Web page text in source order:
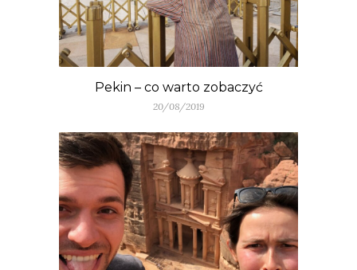
Pekin – co warto zobaczyć
20/08/2019